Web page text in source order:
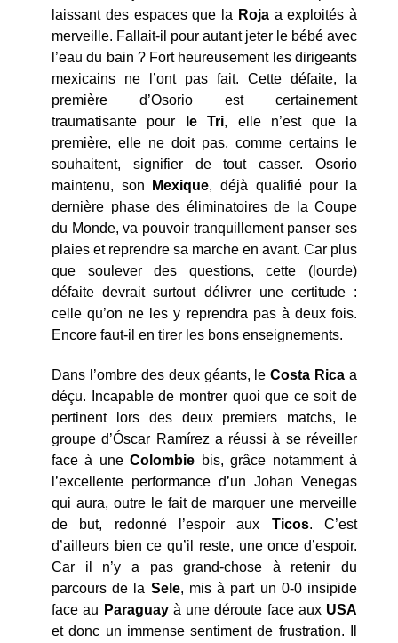
laissant des espaces que la Rojaa exploités à
merveille. Fallait-il pour autant jeter le bébé avec
l’eau du bain ? Fort heureusement les dirigeants
mexicains ne l’ont pas fait. Cette défaite, la
première d’Osorio est certainement
traumatisante pour
le Tri, elle n’est que la
première, elle ne doit pas, comme certains le
souhaitent, signifier de tout casser. Osorio
maintenu, son
Mexique, déjà qualifié pour la
dernière phase des éliminatoires de la Coupe
du Monde, va pouvoir tranquillement panser ses
plaies et reprendre sa marche en avant. Car plus
que soulever des questions, cette (lourde)
défaite devrait surtout délivrer une certitude :
celle qu’on ne les y reprendra pas à deux fois.
Encore faut-il en tirer les bons enseignements.
Dans l’ombre des deux géants, leCosta Rica a
déçu. Incapable de montrer quoi que ce soit de
pertinent lors des deux premiers matchs, le
groupe d’Óscar Ramírez a réussi à se réveiller
face à uneColombie bis, grâce notamment à
l’excellente performance d’un Johan Venegas
qui aura, outre le fait de marquer une merveille
de but, redonné l’espoir aux Ticos. C’est
d’ailleurs bien ce qu’il reste, une once d’espoir.
Car il n’y a pas grand-chose à retenir du
parcours de la Sele, mis à part un 0-0 insipide
face au Paraguayà une déroute face aux USA
et donc un immense sentiment de frustration. Il